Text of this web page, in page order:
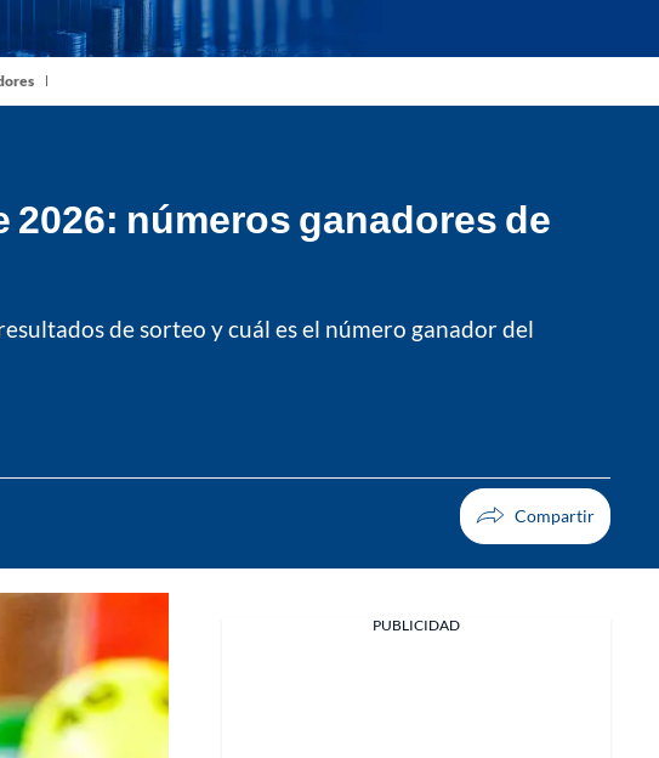
2026: números ganadores de
de sorteo y cuál es el número ganador del
PUBLICIDAD